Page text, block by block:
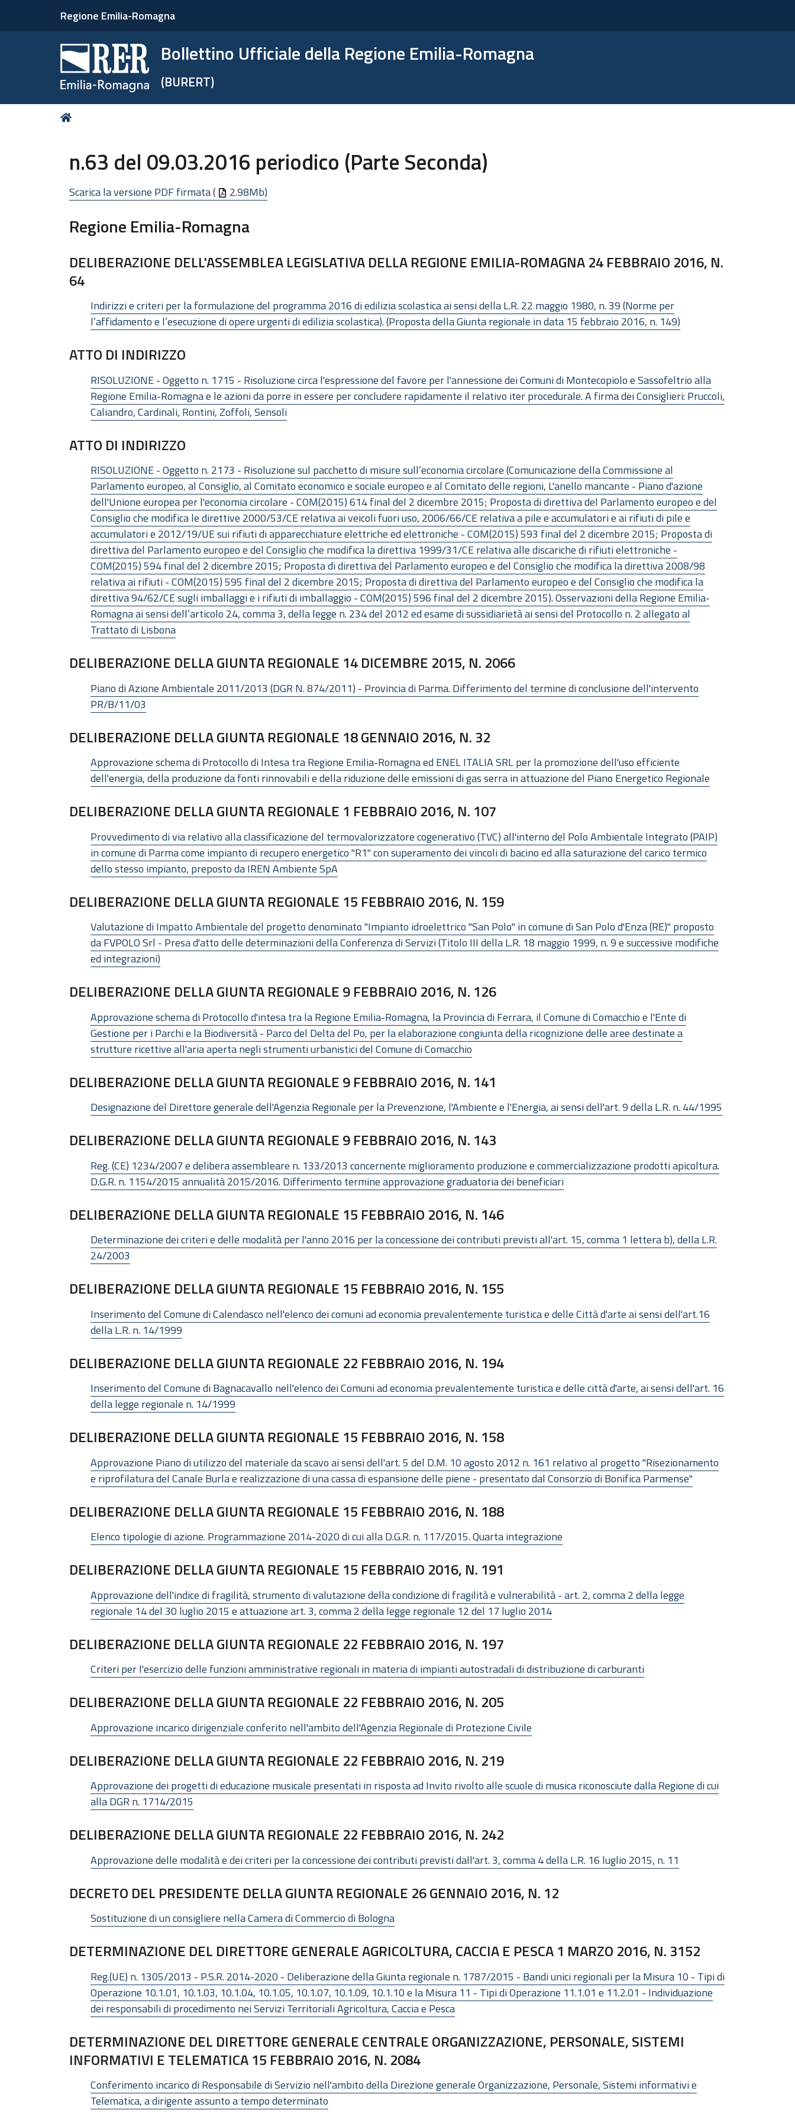
Regione Emilia-Romagna
Bollettino Ufficiale della Regione Emilia-Romagna
(BURERT)
Tu
n.63 del 09.03.2016 periodico (Parte Seconda)
Scarica la versione PDF firmata ( 2.98Mb)
Regione Emilia-Romagna
DELIBERAZIONE DELL'ASSEMBLEA LEGISLATIVA DELLA REGIONE EMILIA-ROMAGNA 24 FEBBRAIO 2016, N.
64
Indirizzi e criteri per la formulazione del programma 2016 di edilizia scolastica ai sensi della L.R. 22 maggio 1980, n. 39 (Norme per
l’affidamento e l’esecuzione di opere urgenti di edilizia scolastica). (Proposta della Giunta regionale in data 15 febbraio 2016, n. 149)
ATTO DI INDIRIZZO
RISOLUZIONE - Oggetto n. 1715 - Risoluzione circa l'espressione del favore per l'annessione dei Comuni di Montecopiolo e Sassofeltrio alla
Regione Emilia-Romagna e le azioni da porre in essere per concludere rapidamente il relativo iter procedurale. A firma dei Consiglieri: Pruccoli,
Caliandro, Cardinali, Rontini, Zoffoli, Sensoli
ATTO DI INDIRIZZO
RISOLUZIONE - Oggetto n. 2173 - Risoluzione sul pacchetto di misure sull’economia circolare (Comunicazione della Commissione al
Parlamento europeo, al Consiglio, al Comitato economico e sociale europeo e al Comitato delle regioni, L'anello mancante - Piano d'azione
dell'Unione europea per l'economia circolare - COM(2015) 614 final del 2 dicembre 2015; Proposta di direttiva del Parlamento europeo e del
Consiglio che modifica le direttive 2000/53/CE relativa ai veicoli fuori uso, 2006/66/CE relativa a pile e accumulatori e ai rifiuti di pile e
accumulatori e 2012/19/UE sui rifiuti di apparecchiature elettriche ed elettroniche - COM(2015) 593 final del 2 dicembre 2015; Proposta di
direttiva del Parlamento europeo e del Consiglio che modifica la direttiva 1999/31/CE relativa alle discariche di rifiuti elettroniche -
COM(2015) 594 final del 2 dicembre 2015; Proposta di direttiva del Parlamento europeo e del Consiglio che modifica la direttiva 2008/98
relativa ai rifiuti - COM(2015) 595 final del 2 dicembre 2015; Proposta di direttiva del Parlamento europeo e del Consiglio che modifica la
direttiva 94/62/CE sugli imballaggi e i rifiuti di imballaggio - COM(2015) 596 final del 2 dicembre 2015). Osservazioni della Regione Emilia-
Romagna ai sensi dell’articolo 24, comma 3, della legge n. 234 del 2012 ed esame di sussidiarietà ai sensi del Protocollo n. 2 allegato al
Trattato di Lisbona
DELIBERAZIONE DELLA GIUNTA REGIONALE 14 DICEMBRE 2015, N. 2066
Piano di Azione Ambientale 2011/2013 (DGR N. 874/2011) - Provincia di Parma. Differimento del termine di conclusione dell'intervento
PR/B/11/03
DELIBERAZIONE DELLA GIUNTA REGIONALE 18 GENNAIO 2016, N. 32
Approvazione schema di Protocollo di Intesa tra Regione Emilia-Romagna ed ENEL ITALIA SRL per la promozione dell'uso efficiente
dell'energia, della produzione da fonti rinnovabili e della riduzione delle emissioni di gas serra in attuazione del Piano Energetico Regionale
DELIBERAZIONE DELLA GIUNTA REGIONALE 1 FEBBRAIO 2016, N. 107
Provvedimento di via relativo alla classificazione del termovalorizzatore cogenerativo (TVC) all'interno del Polo Ambientale Integrato (PAIP)
in comune di Parma come impianto di recupero energetico "R1" con superamento dei vincoli di bacino ed alla saturazione del carico termico
dello stesso impianto, preposto da IREN Ambiente SpA
DELIBERAZIONE DELLA GIUNTA REGIONALE 15 FEBBRAIO 2016, N. 159
Valutazione di Impatto Ambientale del progetto denominato "Impianto idroelettrico "San Polo" in comune di San Polo d'Enza (RE)" proposto
da FVPOLO Srl - Presa d'atto delle determinazioni della Conferenza di Servizi (Titolo III della L.R. 18 maggio 1999, n. 9 e successive modifiche
ed integrazioni)
DELIBERAZIONE DELLA GIUNTA REGIONALE 9 FEBBRAIO 2016, N. 126
Approvazione schema di Protocollo d'intesa tra la Regione Emilia-Romagna, la Provincia di Ferrara, il Comune di Comacchio e l'Ente di
Gestione per i Parchi e la Biodiversità - Parco del Delta del Po, per la elaborazione congiunta della ricognizione delle aree destinate a
strutture ricettive all'aria aperta negli strumenti urbanistici del Comune di Comacchio
DELIBERAZIONE DELLA GIUNTA REGIONALE 9 FEBBRAIO 2016, N. 141
Designazione del Direttore generale dell'Agenzia Regionale per la Prevenzione, l'Ambiente e l'Energia, ai sensi dell'art. 9 della L.R. n. 44/1995
DELIBERAZIONE DELLA GIUNTA REGIONALE 9 FEBBRAIO 2016, N. 143
Reg. (CE) 1234/2007 e delibera assembleare n. 133/2013 concernente miglioramento produzione e commercializzazione prodotti apicoltura.
D.G.R. n. 1154/2015 annualità 2015/2016. Differimento termine approvazione graduatoria dei beneficiari
DELIBERAZIONE DELLA GIUNTA REGIONALE 15 FEBBRAIO 2016, N. 146
Determinazione dei criteri e delle modalità per l'anno 2016 per la concessione dei contributi previsti all'art. 15, comma 1 lettera b), della L.R.
24/2003
DELIBERAZIONE DELLA GIUNTA REGIONALE 15 FEBBRAIO 2016, N. 155
Inserimento del Comune di Calendasco nell'elenco dei comuni ad economia prevalentemente turistica e delle Città d'arte ai sensi dell'art.16
della L.R. n. 14/1999
DELIBERAZIONE DELLA GIUNTA REGIONALE 22 FEBBRAIO 2016, N. 194
Inserimento del Comune di Bagnacavallo nell'elenco dei Comuni ad economia prevalentemente turistica e delle città d'arte, ai sensi dell'art. 16
della legge regionale n. 14/1999
DELIBERAZIONE DELLA GIUNTA REGIONALE 15 FEBBRAIO 2016, N. 158
Approvazione Piano di utilizzo del materiale da scavo ai sensi dell'art. 5 del D.M. 10 agosto 2012 n. 161 relativo al progetto "Risezionamento
e riprofilatura del Canale Burla e realizzazione di una cassa di espansione delle piene - presentato dal Consorzio di Bonifica Parmense"
DELIBERAZIONE DELLA GIUNTA REGIONALE 15 FEBBRAIO 2016, N. 188
Elenco tipologie di azione. Programmazione 2014-2020 di cui alla D.G.R. n. 117/2015. Quarta integrazione
DELIBERAZIONE DELLA GIUNTA REGIONALE 15 FEBBRAIO 2016, N. 191
Approvazione dell'indice di fragilità, strumento di valutazione della condizione di fragilità e vulnerabilità - art. 2, comma 2 della legge
regionale 14 del 30 luglio 2015 e attuazione art. 3, comma 2 della legge regionale 12 del 17 luglio 2014
DELIBERAZIONE DELLA GIUNTA REGIONALE 22 FEBBRAIO 2016, N. 197
Criteri per l'esercizio delle funzioni amministrative regionali in materia di impianti autostradali di distribuzione di carburanti
DELIBERAZIONE DELLA GIUNTA REGIONALE 22 FEBBRAIO 2016, N. 205
Approvazione incarico dirigenziale conferito nell'ambito dell'Agenzia Regionale di Protezione Civile
DELIBERAZIONE DELLA GIUNTA REGIONALE 22 FEBBRAIO 2016, N. 219
Approvazione dei progetti di educazione musicale presentati in risposta ad Invito rivolto alle scuole di musica riconosciute dalla Regione di cui
alla DGR n. 1714/2015
DELIBERAZIONE DELLA GIUNTA REGIONALE 22 FEBBRAIO 2016, N. 242
Approvazione delle modalità e dei criteri per la concessione dei contributi previsti dall'art. 3, comma 4 della L.R. 16 luglio 2015, n. 11
DECRETO DEL PRESIDENTE DELLA GIUNTA REGIONALE 26 GENNAIO 2016, N. 12
Sostituzione di un consigliere nella Camera di Commercio di Bologna
DETERMINAZIONE DEL DIRETTORE GENERALE AGRICOLTURA, CACCIA E PESCA 1 MARZO 2016, N. 3152
Reg.(UE) n. 1305/2013 - P.S.R. 2014-2020 - Deliberazione della Giunta regionale n. 1787/2015 - Bandi unici regionali per la Misura 10 - Tipi di
Operazione 10.1.01, 10.1.03, 10.1.04, 10.1.05, 10.1.07, 10.1.09, 10.1.10 e la Misura 11 - Tipi di Operazione 11.1.01 e 11.2.01 - Individuazione
dei responsabili di procedimento nei Servizi Territoriali Agricoltura, Caccia e Pesca
DETERMINAZIONE DEL DIRETTORE GENERALE CENTRALE ORGANIZZAZIONE, PERSONALE, SISTEMI
INFORMATIVI E TELEMATICA 15 FEBBRAIO 2016, N. 2084
Conferimento incarico di Responsabile di Servizio nell'ambito della Direzione generale Organizzazione, Personale, Sistemi informativi e
Telematica, a dirigente assunto a tempo determinato